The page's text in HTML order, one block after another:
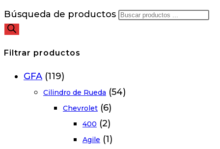
Búsqueda de productos
Filtrar productos
GFA (119)
Cilindro de Rueda (54)
Chevrolet (6)
400 (2)
Agile (1)